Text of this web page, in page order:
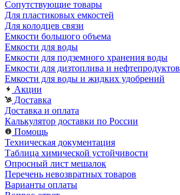
Сопутствующие товары
Для пластиковых емкостей
Для колодцев связи
Емкости большого объема
Емкости для воды
Емкости для подземного хранения воды
Емкости для дизтоплива и нефтепродуктов
Емкости для воды и жидких удобрений
Акции
Доставка
Доставка и оплата
Калькулятор доставки по России
Помощь
Техническая документация
Таблица химической устойчивости
Опросный лист мешалок
Перечень невозвратных товаров
Варианты оплаты